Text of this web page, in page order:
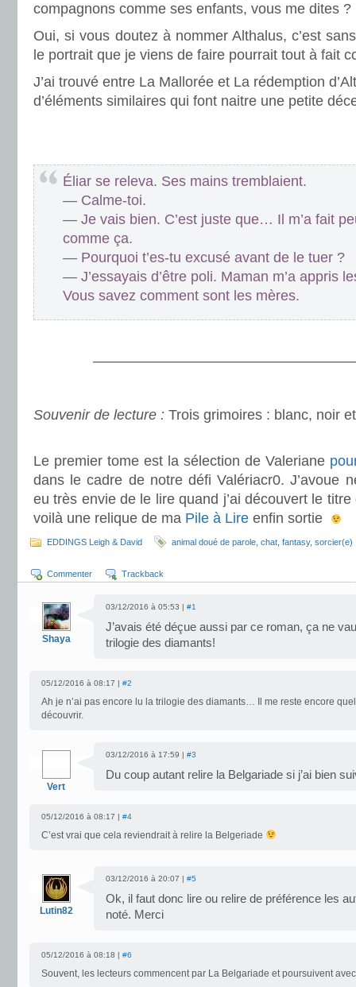
compagnons comme ses enfants, vous me dites ?
Oui, si vous doutez à nommer Althalus, c’est
le portrait que je viens de faire pourrait tout à fait
J’ai trouvé entre La Mallorée et La rédemption
d’éléments similaires qui font naitre une petite
Éliar se releva. Ses mains tremblaient.
— Calme-toi.
— Je vais bien. C’est juste que… Il m’a fait
comme ça.
— Pourquoi t’es-tu excusé avant de le tuer ?
— J’essayais d’être poli. Maman m’a appris
Vous savez comment sont les mères.
Souvenir de lecture : Trois grimoires : blanc, noir
Le premier tome est la sélection de Valeriane
dans le cadre de notre défi Valériacr0. J’avoue
eu très envie de le lire quand j’ai découvert le titre
voilà une relique de ma Pile à Lire enfin sortie
EDDINGS Leigh & David animal doué de parole chat fantasy, sorcier(e)
Commenter Trackback
Shaya
03/12/2016 à 05:53 | #1
J’avais été déçue aussi par ce roman, ça ne
trilogie des diamants!
05/12/2016 à 08:17 | #2
Ah je n’ai pas encore lu la trilogie des diamants… Il me reste encore
découvrir.
Vert
03/12/2016 à 17:59 | #3
Du coup autant relire la Belgariade si j’ai bien
05/12/2016 à 08:17 | #4
C’est vrai que cela reviendrait à relire la Belgeriade
Lutin82
03/12/2016 à 20:07 | #5
Ok, il faut donc lire ou relire de préférence les
noté. Merci
05/12/2016 à 08:18 | #6
Souvent, les lecteurs commencent par La Belgariade et poursuivent